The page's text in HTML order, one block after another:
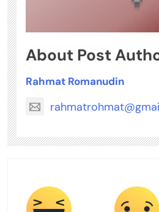
About Post
Rahmat Romanudin